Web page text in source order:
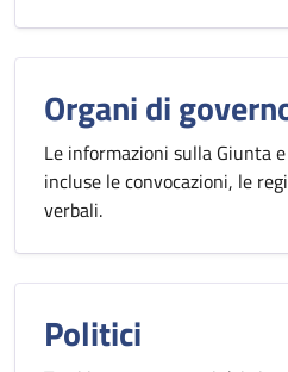
Organi di
Le informazioni sulla Giunta
incluse le convocazioni, le
verbali.
Politici